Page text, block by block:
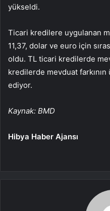
yükseldi.
Ticari kredilere uygulanan
11,37, dolar ve euro için
oldu. TL ticari kredilerde
kredilerde mevduat
ediyor.
Kaynak: BMD
Hibya Haber Ajansı